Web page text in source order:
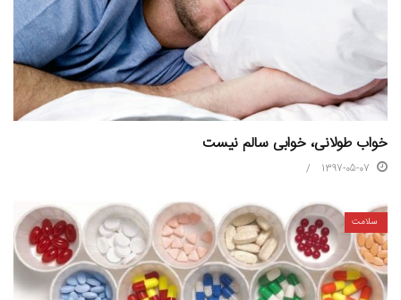
خواب طولانی، خوابی سالم نیست
1397-05-07
سلامت